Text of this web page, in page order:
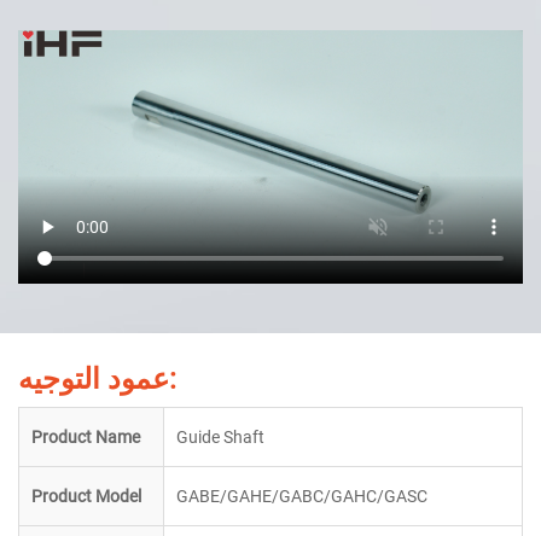
عمود التوجيه:
Product Name Guide Shaft
Product Model GABE/GAHE/GABC/GAHC/GASC